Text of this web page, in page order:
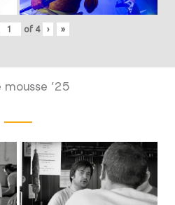
of 4 › »
mousse ’25